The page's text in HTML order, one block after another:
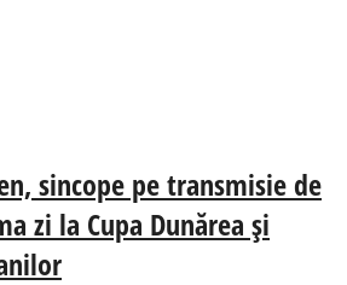
sincope pe transmisie de
zi la Cupa Dunărea și